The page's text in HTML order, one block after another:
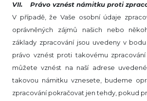
VII. Právo vznést námitku proti
V případě, že Vaše osobní údaje
oprávněných zájmů našich nebo
základy zpracování jsou uvedeny v
právo vznést proti takovému
můžete vznést na naší adrese
takovou námitku vznesete, budeme
zpracování pokračovat jen tehdy, pokud